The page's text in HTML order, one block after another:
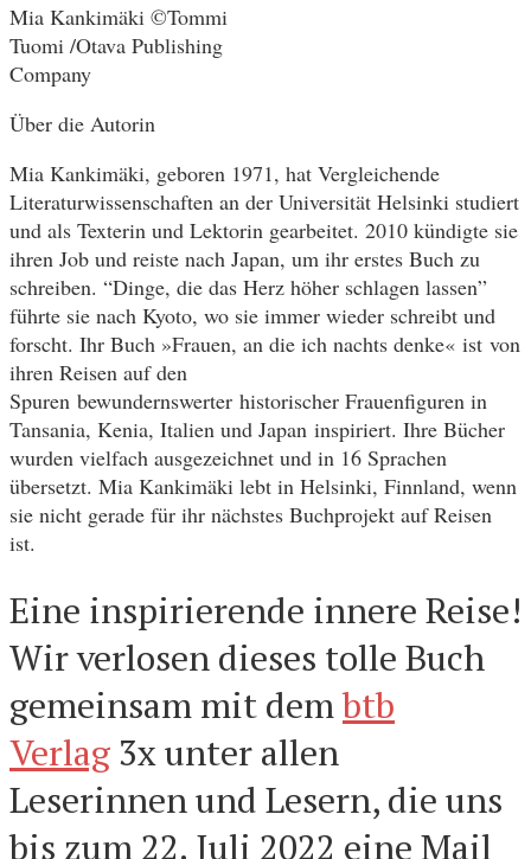
Mia Kankimäki ©Tommi
Tuomi /Otava Publishing
Company
Über die Autorin
Mia Kankimäki, geboren 1971, hat Vergleichende
Literaturwissenschaften an der Universität Helsinki studiert
und als Texterin und Lektorin gearbeitet. 2010 kündigte sie
ihren Job und reiste nach Japan, um ihr erstes Buch zu
schreiben. “Dinge, die das Herz höher schlagen lassen”
führte sie nach Kyoto, wo sie immer wieder schreibt und
forscht. Ihr Buch »Frauen, an die ich nachts denke« ist von
ihren Reisen auf den
Spuren bewundernswerter historischer Frauenfiguren in
Tansania, Kenia, Italien und Japan inspiriert. Ihre Bücher
wurden vielfach ausgezeichnet und in 16 Sprachen
übersetzt. Mia Kankimäki lebt in Helsinki, Finnland, wenn
sie nicht gerade für ihr nächstes Buchprojekt auf Reisen
ist.
Eine inspirierende innere Reise!
Wir verlosen dieses tolle Buch
gemeinsam mit dembtb
Verlag 3x unter allen
Leserinnen und Lesern, die uns
bis zum 22. Juli 2022 eine Mail